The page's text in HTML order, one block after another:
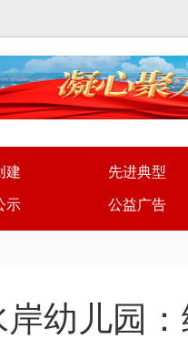
建
示
先进典型
公益广告
幼儿园